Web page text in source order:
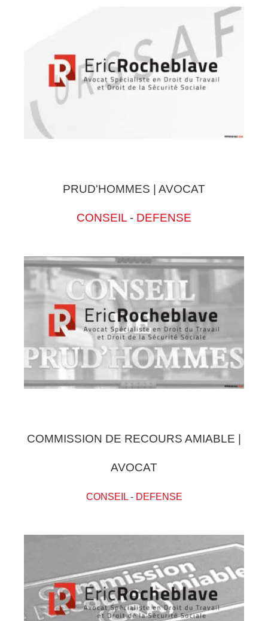
PRUD'HOMMES | AVOCAT
CONSEIL - DEFENSE
COMMISSION DE RECOURS AMIABLE |
AVOCAT
CONSEIL- DEFENSE